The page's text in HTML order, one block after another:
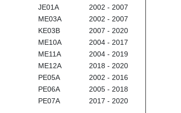
JE01A
2002 - 2007
ME03A
2002 - 2007
KE03B
2007 - 2020
ME10A
2004 - 2017
ME11A
2004 - 2019
ME12A
2018 - 2020
PE05A
2002 - 2016
PE06A
2005 - 2018
PE07A 2017 - 2020